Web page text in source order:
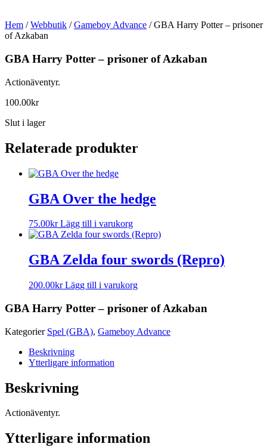
Hem /Webbutik /Gameboy Advance / GBA Harry Potter – prisoner
of Azkaban
GBA Harry Potter – prisoner of Azkaban
Actionäventyr.
100.00kr
Slut i lager
Relaterade produkter
GBA Over the hedge
75.00kr Lägg till i varukorg
GBA Zelda four swords (Repro)
200.00kr Lägg till i varukorg
GBA Harry Potter – prisoner of Azkaban
Kategorier Spel (GBA), Gameboy Advance
Beskrivning
Ytterligare information
Beskrivning
Actionäventyr.
Ytterligare information